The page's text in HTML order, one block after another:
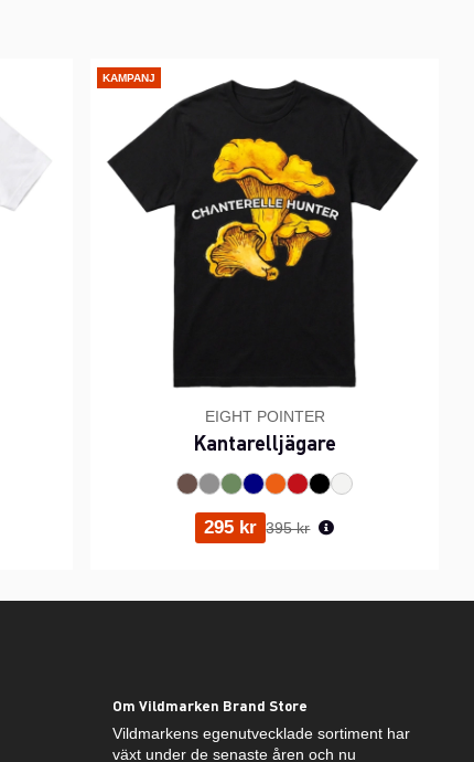
KAMPANJ
EIGHT POINTER
Kantarelljägare
295 kr Ordinarie pris:
395 kr
Om Vildmarken Brand Store
Vildmarkens egenutvecklade sortiment har
växt under de senaste åren och nu